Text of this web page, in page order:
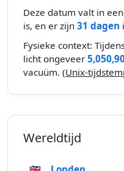
Deze datum valt in
is, en er zijn 31 dagen
Fysieke context:
licht ongeveer
vacuüm. (Unix-
Wereldtijd